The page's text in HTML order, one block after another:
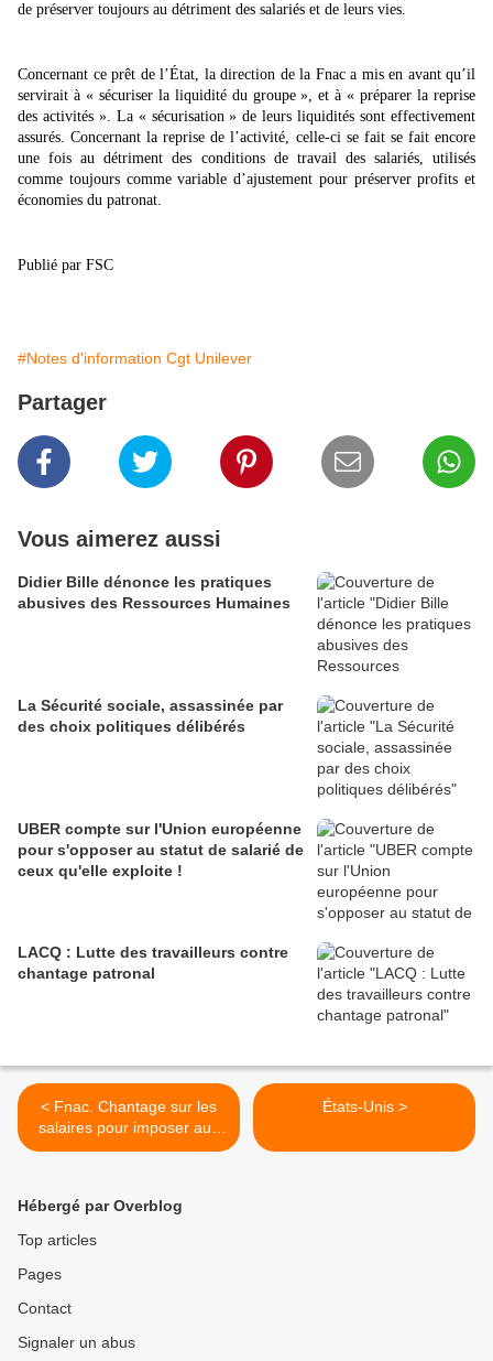
de préserver toujours au détriment des salariés et de leurs vies.
Concernant ce prêt de l’État, la direction de la Fnac a mis en avant qu’il
servirait à « sécuriser la liquidité du groupe », et à « préparer la reprise
des activités ». La « sécurisation » de leurs liquidités sont effectivement
assurés. Concernant la reprise de l’activité, celle-ci se fait se fait encore
une fois au détriment des conditions de travail des salariés, utilisés
comme toujours comme variable d’ajustement pour préserver profits et
économies du patronat.
Publié par FSC
#Notes d'information Cgt Unilever
Partager
Vous aimerez aussi
Didier Bille dénonce les pratiques
abusives des Ressources Humaines
La Sécurité sociale, assassinée par
des choix politiques délibérés
UBER compte sur l'Union européenne
pour s'opposer au statut de salarié de
ceux qu'elle exploite !
LACQ : Lutte des travailleurs contre
chantage patronal
< Fnac. Chantage sur les
salaires pour imposer aux
salariés des semaines à
États-Unis >
Hébergé par Overblog
Top articles
Pages
Contact
Signaler un abus